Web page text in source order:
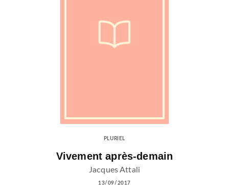
PLURIEL
Vivement après-demain
Jacques Attali
13/09/2017